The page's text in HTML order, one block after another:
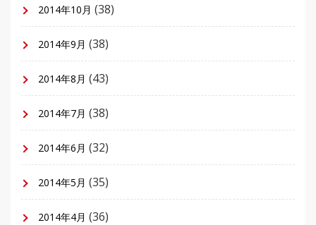
2014年10月 (38)
2014年9月 (38)
2014年8月 (43)
2014年7月 (38)
2014年6月 (32)
2014年5月 (35)
2014年4月 (36)